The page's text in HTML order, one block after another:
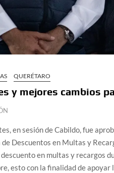
QUERÉTARO
y mejores cambios
en sesión de Cabildo, fue
de Descuentos en Multas y
en multas y recargos
esto con la finalidad de